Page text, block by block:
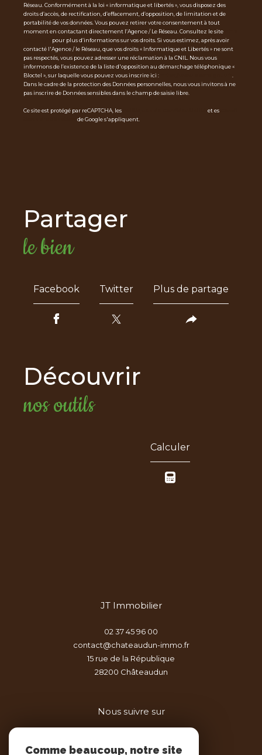
Réseau. Conformément à la loi « informatique et libertés », vous disposez des
droits d’accès, de rectification, d’effacement, d’opposition, de limitation et de
portabilité de vos données. Vous pouvez retirer votre consentement à tout
moment en contactant directement l’Agence / Le Réseau. Consultez le site
pour plus d’informations sur vos droits. Si vous estimez, après avoir
contacté l'Agence / le Réseau, que vos droits « Informatique et Libertés » ne sont
pas respectés, vous pouvez adresser une réclamation à la CNIL. Nous vous
informons de l’existence de la liste d'opposition au démarchage téléphonique «
Bloctel », sur laquelle vous pouvez vous inscrire ici :
Dans le cadre de la protection des Données personnelles, nous vous invitons à ne
pas inscrire de Données sensibles dans le champ de saisie libre.
Ce site est protégé par reCAPTCHA, les et es
de Google s'appliquent.
partager
le bien
Facebook Twitter Plus de partage
découvrir
nos outils
Calculer
JT Immobilier
02 37 45 96 00
contact@chateaudun-immo.fr
15 rue de la République
28200
châteaudun
Nous suivre sur
Comme beaucoup, notre site